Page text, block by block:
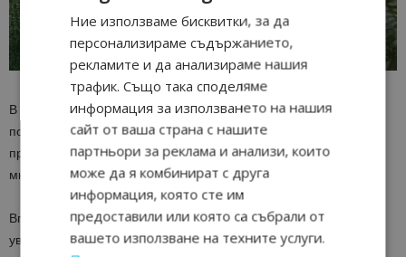
В малката лятна кухня Ванга е приемала голяма част от
посетителите си. Там се намира нейното обичайно място до
прозореца, както и телефон, който остава свидетел на
множество разговори, свързани с човешки съдби.
Впечатление прави вниманието към съхранението на дома и
уважението към паметта ѝ. Всяко помещение е поддържано
Ние използваме бисквитки, за да
персонализираме съдържанието,
рекламите и да анализираме нашия
трафик. Също така споделяме
информация за използването на нашия
сайт от ваша страна с нашите
партньори за реклама и анализи, които
може да я комбинират с друга
информация, която сте им
предоставили или която са събрали от
вашето използване на техните услуги.